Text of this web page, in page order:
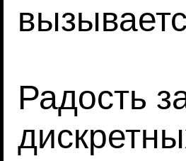
Радость